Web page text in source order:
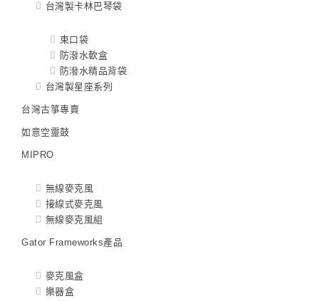
台灣製卡林巴琴袋
束口袋
防潑水軟盒
防潑水精品背袋
台灣製星座系列
台灣古箏專賣
如意空靈鼓
MIPRO
無線麥克風
接線式麥克風
無線麥克風組
Gator Frameworks產品
麥克風盒
樂器盒